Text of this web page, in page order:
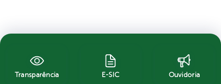
Transparência E-SIC Ouvidoria